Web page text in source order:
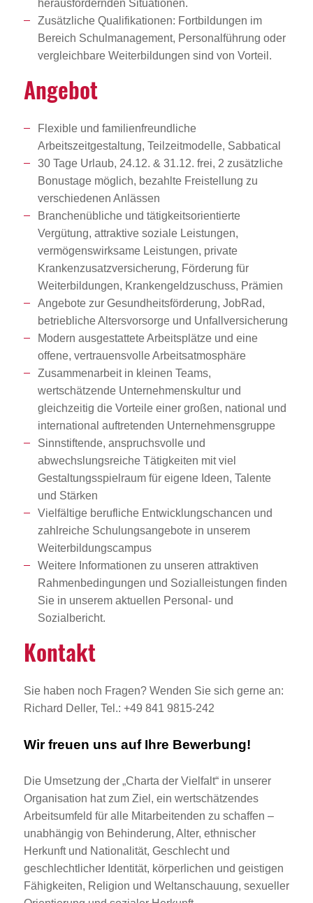
herausfordernden Situationen.
Zusätzliche Qualifikationen: Fortbildungen im
Bereich Schulmanagement, Personalführung oder
vergleichbare Weiterbildungen sind von Vorteil.
Angebot
Flexible und familienfreundliche
Arbeitszeitgestaltung, Teilzeitmodelle, Sabbatical
30 Tage Urlaub, 24.12. & 31.12. frei, 2 zusätzliche
Bonustage möglich, bezahlte Freistellung zu
verschiedenen Anlässen
Branchenübliche und tätigkeitsorientierte
Vergütung, attraktive soziale Leistungen,
vermögenswirksame Leistungen, private
Krankenzusatzversicherung, Förderung für
Weiterbildungen, Krankengeldzuschuss, Prämien
Angebote zur Gesundheitsförderung, JobRad,
betriebliche Altersvorsorge und Unfallversicherung
Modern ausgestattete Arbeitsplätze und eine
offene, vertrauensvolle Arbeitsatmosphäre
Zusammenarbeit in kleinen Teams,
wertschätzende Unternehmenskultur und
gleichzeitig die Vorteile einer großen, national und
international auftretenden Unternehmensgruppe
Sinnstiftende, anspruchsvolle und
abwechslungsreiche Tätigkeiten mit viel
Gestaltungsspielraum für eigene Ideen, Talente
und Stärken
Vielfältige berufliche Entwicklungschancen und
zahlreiche Schulungsangebote in unserem
Weiterbildungscampus
Weitere Informationen zu unseren attraktiven
Rahmenbedingungen und Sozialleistungen finden
Sie in unserem aktuellen Personal- und
Sozialbericht.
Kontakt
Sie haben noch Fragen? Wenden Sie sich gerne an:
Richard Deller, Tel.: +49 841 9815-242
Wir freuen uns auf Ihre Bewerbung!
Die Umsetzung der „Charta der Vielfalt“ in unserer
Organisation hat zum Ziel, ein wertschätzendes
Arbeitsumfeld für alle Mitarbeitenden zu schaffen –
unabhängig von Behinderung, Alter, ethnischer
Herkunft und Nationalität, Geschlecht und
geschlechtlicher Identität, körperlichen und geistigen
Fähigkeiten, Religion und Weltanschauung, sexueller